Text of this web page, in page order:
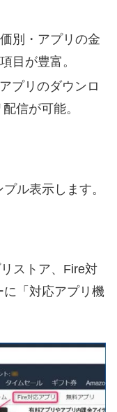
別・アプリの金
目が豊富。
プリのダウンロ
信が可能。
ル表示します。
ストア、Fire対
「対応アプリ機